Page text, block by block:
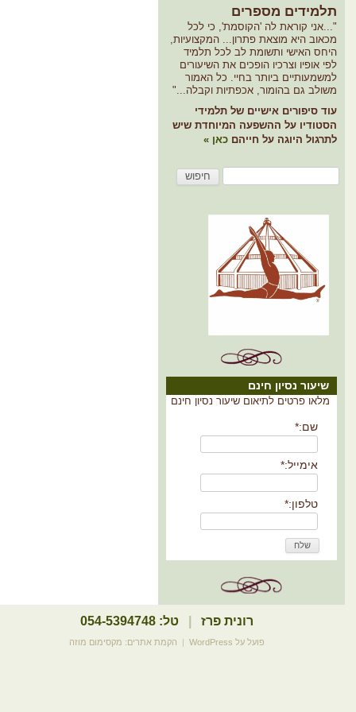
מספרים
קוראת לה 'הקוסמת', כי לכל
היא מוצאת פתרון... המקצועיות,
האישי ותשומת לב לכל תלמיד
אופיו וצרכיו הופכים את השיעורים
ביותר בחיי. כל האמור
גם בהומור, אכפתיות וקבלה..."
סיפורים אישיים של תלמידי
על ההשפעה המיוחדת שיש
היוגה על חייהםכאן »
שיעור נסיון חינם
מלאו פרטים לתיאום שיעור נסיון חינם
*
אימייל:*
טלפון:*
רונית פרז | טל: 054-5394748
פועל על WordPress | הקמת אתרים: מקסימום מוזה